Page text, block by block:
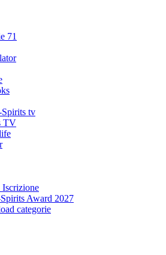
71
tv
TV
Award 2027
categorie